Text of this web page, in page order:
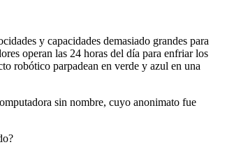
y capacidades demasiado grandes para
operan las 24 horas del día para enfriar los
robótico parpadean en verde y azul en una
sin nombre, cuyo anonimato fue